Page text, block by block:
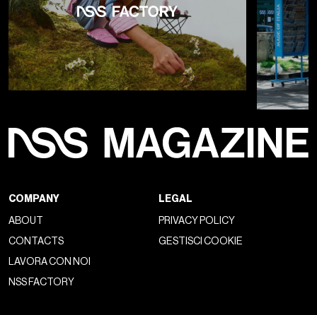
COMPANY
ABOUT
CONTACTS
LAVORA CON NOI
NSS FACTORY
LEGAL
PRIVACY POLICY
GESTISCI COOKIE